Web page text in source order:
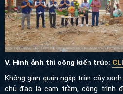
V. Hình ảnh thi công kiến trúc:
Không gian quán ngập tràn cây
chủ đạo là cam trầm, công trình